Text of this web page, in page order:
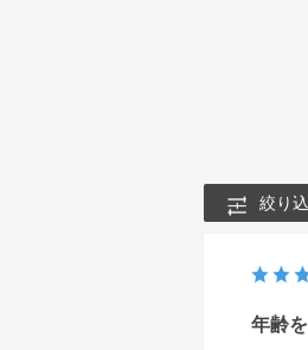
絞り
年齢